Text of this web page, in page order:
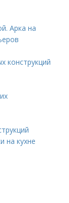
Арка на
конструкций
на кухне